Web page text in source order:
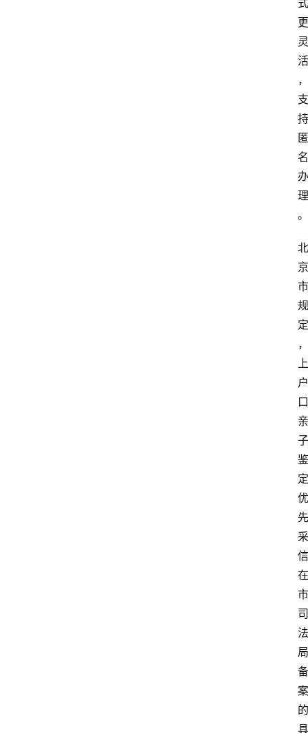
式
更
灵
活
，
支
持
匿
名
办
理
。
北
京
市
规
定
，
上
户
口
亲
子
鉴
定
优
先
采
信
在
市
司
法
局
备
案
的
具